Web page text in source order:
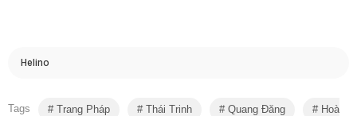
Helino
Tags Trang Pháp Thái Trinh Quang Đăng Hoàng